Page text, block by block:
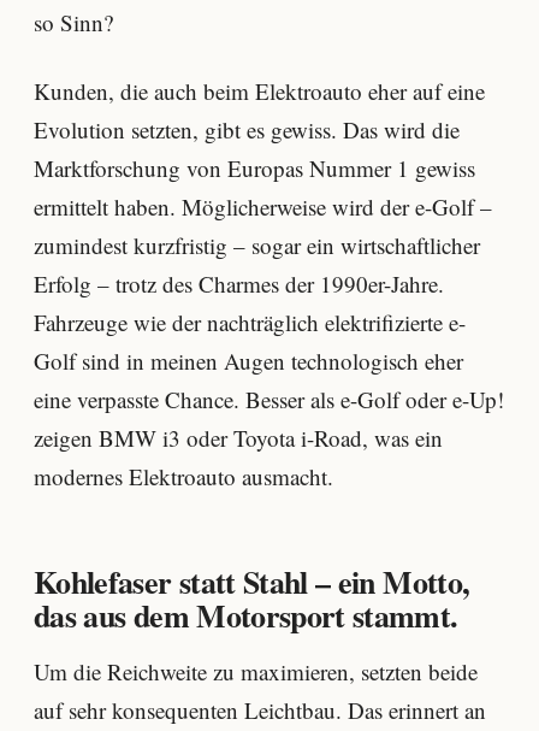
so Sinn?
Kunden, die auch beim Elektroauto eher auf eine
Evolution setzten, gibt es gewiss. Das wird die
Marktforschung von Europas Nummer 1 gewiss
ermittelt haben. Möglicherweise wird der e-Golf –
zumindest kurzfristig – sogar ein wirtschaftlicher
Erfolg – trotz des Charmes der 1990er-Jahre.
Fahrzeuge wie der nachträglich elektrifizierte e-
Golf sind in meinen Augen technologisch eher
eine verpasste Chance. Besser als e-Golf oder e-Up!
zeigen BMW i3 oder Toyota i-Road, was ein
modernes Elektroauto ausmacht.
Kohlefaser statt Stahl – ein Motto,
das aus dem Motorsport stammt.
Um die Reichweite zu maximieren, setzten beide
auf sehr konsequenten Leichtbau. Das erinnert an